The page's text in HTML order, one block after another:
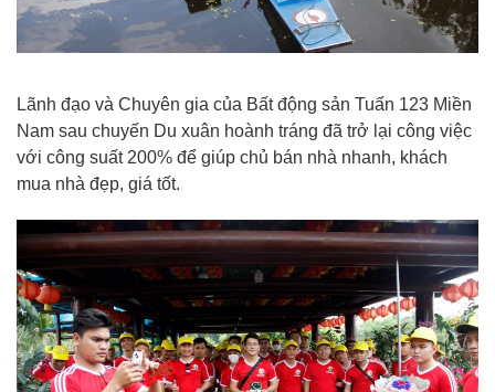
Lãnh đạo và Chuyên gia của Bất động sản Tuấn 123 Miền
Nam sau chuyến Du xuân hoành tráng đã trở lại công việc
với công suất 200% để giúp chủ bán nhà nhanh, khách
mua nhà đẹp, giá tốt.